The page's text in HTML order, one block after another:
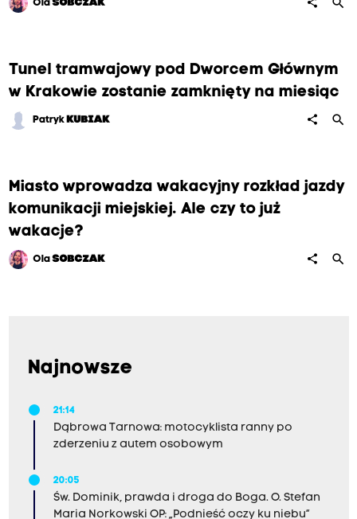
OlaSOBCZAK
Tunel tramwajowy pod Dworcem Głównym
w Krakowie zostanie zamknięty na miesiąc
Patryk KUBIAK share search
Miasto wprowadza wakacyjny rozkład jazdy
komunikacji miejskiej. Ale czy to już
wakacje?
OlaSOBCZAK share search
Najnowsze
21:14
Dąbrowa Tarnowa: motocyklista ranny po
zderzeniu z autem osobowym
20:05
Św. Dominik, prawda i droga do Boga. O. Stefan
Maria Norkowski OP: „Podnieść oczy ku niebu”